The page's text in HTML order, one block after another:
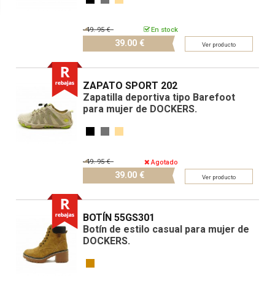
En stock
49.95 €
39.00 € Ver producto
ZAPATO SPORT 202
Zapatilla deportiva tipo Barefoot
para mujer de DOCKERS.
Agotado
49.95 €
39.00 € Ver producto
BOTÍN 55GS301
Botín de estilo casual para mujer de
DOCKERS.